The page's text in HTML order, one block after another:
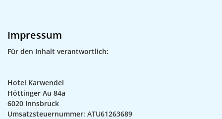
Impressum
Für den Inhalt verantwortlich:
Hotel Karwendel
Höttinger Au 84a
6020 Innsbruck
Umsatzsteuernummer: ATU61263689